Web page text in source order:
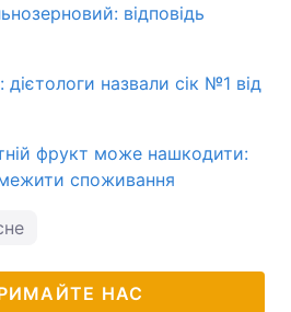
відповідь
назвали сік №1 від
фрукт може нашкодити:
споживання
НАС